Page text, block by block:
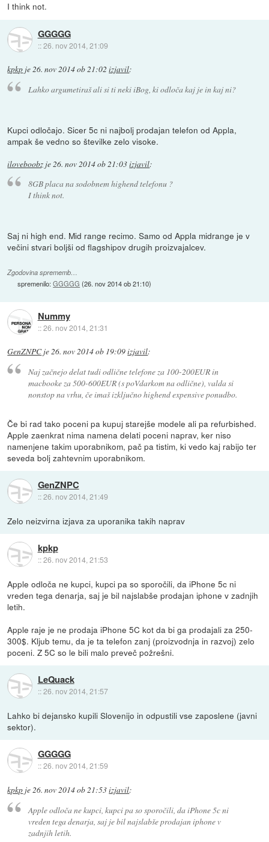
I think not.
GGGGG
::26. nov 2014, 21:09
kpkp je26. nov 2014 ob 21:02 izjavil:
Lahko argumetiraš ali si ti neki iBog, ki odloča kaj je in kaj ni?
Kupci odločajo. Sicer 5c ni najbolj prodajan telefon od Appla,
ampak še vedno so številke zelo visoke.
iloveboobz je26. nov 2014 ob 21:03izjavil:
8GB placa na sodobnem highend telefonu ?
I think not.
Saj ni high end. Mid range recimo. Samo od Appla midrange je v
večini stvari boljši od flagshipov drugih proizvajalcev.
Zgodovina sprememb…
spremenilo:GGGGG (26. nov 2014 ob 21:10)
Nummy
::26. nov 2014, 21:31
GenZNPCje26. nov 2014 ob 19:09izjavil:
Naj začnejo delat tudi odlične telefone za 100-200EUR in
macbooke za 500-600EUR (s poVdarkom na odlične), valda si
nonstop na vrhu, če imaš izključno highend expensive ponudbo.
Če bi rad tako poceni pa kupuj starejše modele ali pa refurbished.
Apple zaenkrat nima namena delati poceni naprav, ker niso
namenjene takim uporabnikom, pač pa tistim, ki vedo kaj rabijo ter
seveda bolj zahtevnim uporabnikom.
GenZNPC
::26. nov 2014, 21:49
Zelo neizvirna izjava za uporanika takih naprav
kpkp
::26. nov 2014, 21:53
Apple odloča ne kupci, kupci pa so sporočili, da iPhone 5c ni
vreden tega denarja, saj je bil najslabše prodajan iphone v zadnjih
letih.
Apple raje je ne prodaja iPhone 5C kot da bi ga prodajali za 250-
300$. Kljub temu, da je ta telefon zanj (proizvodnja in razvoj) zelo
poceni. Z 5C so le bili malo preveč požrešni.
LeQuack
::26. nov 2014, 21:57
Lahko bi dejansko kupili Slovenijo in odpustili vse zaposlene (javni
sektor).
GGGGG
::26. nov 2014, 21:59
kpkp je26. nov 2014 ob 21:53izjavil:
Apple odloča ne kupci, kupci pa so sporočili, da iPhone 5c ni
vreden tega denarja, saj je bil najslabše prodajan iphone v
zadnjih letih.